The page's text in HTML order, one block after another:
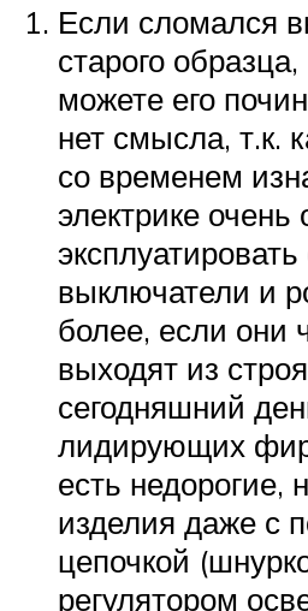
Если сломался
старого
можете его
нет смысла, т.к.
со временем
электрике очень
выключатели и
более, если они
выходят из
сегодняшний
лидирующих
есть недорогие,
изделия даже с
цепочкой
регулятором